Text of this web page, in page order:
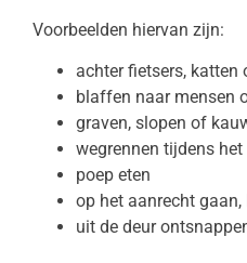
Voorbeelden hiervan zijn:
achter fietsers, katten
blaffen naar mensen
graven, slopen of
wegrennen tijdens
poep eten
op het aanrecht
uit de deur